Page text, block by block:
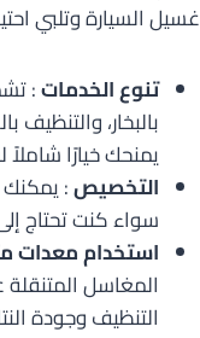
غسيل السيارة وتلبي
تنوع الخدمات:
بالبخار، والتنظيف
يمنحك خيارًا شاملاً
التخصيص:
سواء كنت تحتاج
استخدام معدات
المغاسل
التنظيف وجودة